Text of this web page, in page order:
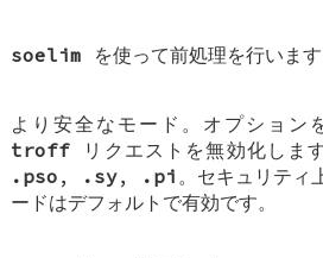
soelim を使って前処理を行います
より安全なモード。オプション
troff リクエストを無効化しま
.pso , .sy, .pi 。セキュリティ
ードはデフォルトで有効です。